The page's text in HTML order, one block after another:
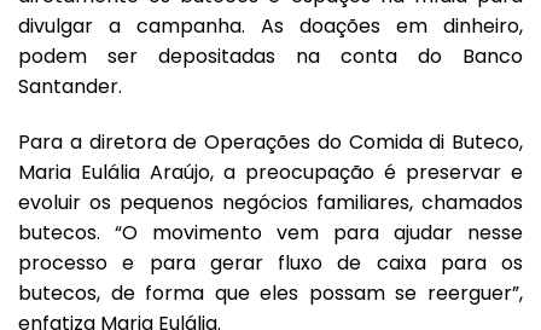
divulgar a campanha. As doações em dinheiro,
podem ser depositadas na conta do Banco
Santander.
Para a diretora de Operações do Comida di Buteco,
Maria Eulália Araújo, a preocupação é preservar e
evoluir os pequenos negócios familiares, chamados
butecos. “O movimento vem para ajudar nesse
processo e para gerar fluxo de caixa para os
butecos, de forma que eles possam se reerguer”,
enfatiza Maria Eulália.